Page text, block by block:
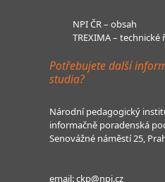
NPI ČR – obsah
TREXIMA – technické
Potřebujete další
studia?
Národní pedagogický
informačně poradenská
Senovážné náměstí 25,
email:ckp@npi.cz